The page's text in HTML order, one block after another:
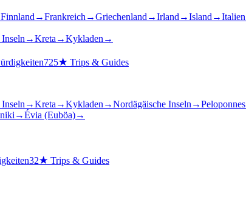
Finnland →Frankreich →Griechenland →Irland →Island →Italien
→Kreta →Kykladen →
725★ Trips & Guides
→Kreta →Kykladen →Nordägäische Inseln →Peloponnes
→Évia (Euböa)→
32★ Trips & Guides